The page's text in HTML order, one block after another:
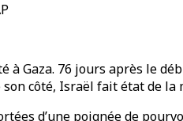
Gaza. 76 jours après le
côté, Israël fait état de la
d’une poignée de